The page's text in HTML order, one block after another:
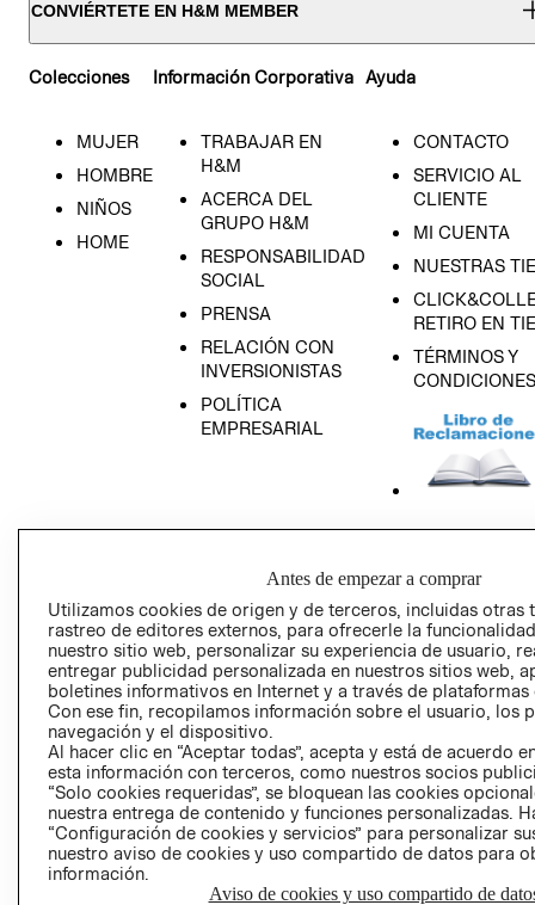
CONVIÉRTETE EN H&M MEMBER
Colecciones
MUJER
HOMBRE
NIÑOS
HOME
Información Corporativa
TRABAJAR EN
H&M
ACERCA DEL
GRUPO H&M
RESPONSABILIDAD
SOCIAL
PRENSA
RELACIÓN CON
INVERSIONISTAS
POLÍTICA
EMPRESARIAL
Ayuda
CONTACTO
SERVICIO AL
CLIENTE
MI CUENTA
NUESTRAS
RETIRO EN
TÉRMINOS Y
CONDICIONES
GIFT CARD
AVISO DE
Perú (S/)
CAMBIAR REGIÓN
Antes de empezar a comprar
Utilizamos cookies de origen y de terceros, incluidas otras
rastreo de editores externos, para ofrecerle la
nuestro sitio web, personalizar su experiencia de usuario,
entregar publicidad personalizada en nuestros sitios web,
boletines informativos en Internet y a través de plataformas
Con ese fin, recopilamos información sobre el usuario, los
navegación y el dispositivo.
Al hacer clic en “Aceptar todas”, acepta y está de acuerdo
esta información con terceros, como nuestros socios
“Solo cookies requeridas”, se bloquean las cookies
nuestra entrega de contenido y funciones personalizadas.
“Configuración de cookies y servicios” para personalizar
nuestro aviso de cookies y uso compartido de datos para
información.
Aviso de cookies y uso compartido de